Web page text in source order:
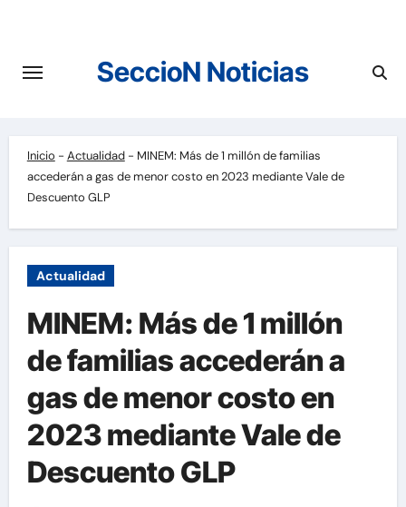
contenido
SeccioN Noticias
Inicio - Actualidad- MINEM: Más de 1 millón de familias
accederán a gas de menor costo en 2023 mediante Vale de
Descuento GLP
Actualidad
MINEM: Más de 1 millón
de familias accederán a
gas de menor costo en
2023 mediante Vale de
Descuento GLP